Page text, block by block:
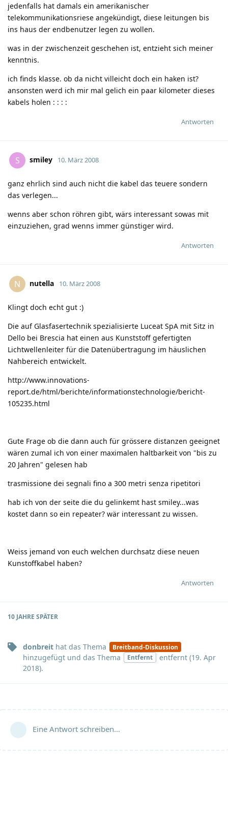
jedenfalls hat damals ein amerikanischer
telekommunikationsriese angekündigt, diese leitungen bis
ins haus der endbenutzer legen zu wollen.
was in der zwischenzeit geschehen ist, entzieht sich meiner
kenntnis.
ich finds klasse. ob da nicht villeicht doch ein haken ist?
ansonsten werd ich mir mal gelich ein paar kilometer dieses
kabels holen : : : :
Antworten
S smiley 10. März 2008
ganz ehrlich sind auch nicht die kabel das teuere sondern
das verlegen...
wenns aber schon röhren gibt, wärs interessant sowas mit
einzuziehen, grad wenns immer günstiger wird.
Antworten
N nutella 10. März 2008
Klingt doch echt gut :)
Die auf Glasfasertechnik spezialisierte Luceat SpA mit Sitz in
Dello bei Brescia hat einen aus Kunststoff gefertigten
Lichtwellenleiter für die Datenübertragung im häuslichen
Nahbereich entwickelt.
http://www.innovations-
report.de/html/berichte/informationstechnologie/bericht-
105235.html
Gute Frage ob die dann auch für grössere distanzen geeignet
wären zumal ich von einer maximalen haltbarkeit von "bis zu
20 Jahren" gelesen hab
trasmissione dei segnali fino a 300 metri senza ripetitori
hab ich von der seite die du gelinkemt hast smiley...was
kostet dann so ein repeater? wär interessant zu wissen.
Weiss jemand von euch welchen durchsatz diese neuen
Kunstoffkabel haben?
Antworten
10 JAHRE SPÄTER
donbreit hat das Thema Breitband-Diskussion
hinzugefügt und das Thema Entfernt entfernt (19. Apr
2018).
Eine Antwort schreiben…